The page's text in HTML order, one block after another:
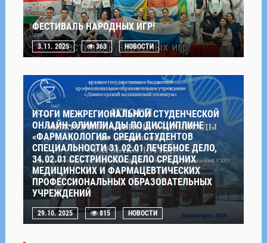
ФЕСТИВАЛЬ НАРОДНЫХ ИГР!
3.11. 2025 363 НОВОСТИ
ИТОГИ МЕЖРЕГИОНАЛЬНОЙ СТУДЕНЧЕСКОЙ
ОНЛАЙН-ОЛИМПИАДЫ ПО ДИСЦИПЛИНЕ
«ФАРМАКОЛОГИЯ» СРЕДИ СТУДЕНТОВ
СПЕЦИАЛЬНОСТИ 31.02.01 ЛЕЧЕБНОЕ ДЕЛО,
34.02.01 СЕСТРИНСКОЕ ДЕЛО СРЕДНИХ
МЕДИЦИНСКИХ И ФАРМАЦЕВТИЧЕСКИХ
ПРОФЕССИОНАЛЬНЫХ ОБРАЗОВАТЕЛЬНЫХ
УЧРЕЖДЕНИЙ
29.10. 2025 815 НОВОСТИ